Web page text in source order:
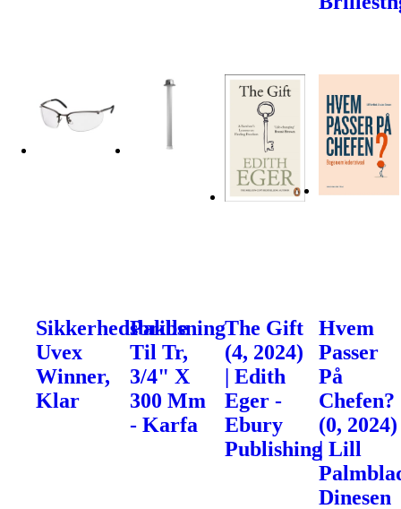
Sikkerhedsbrille
Uvex
Winner,
Klar
Pakbsning
Til Tr,
3/4" X
300 Mm
- Karfa
The Gift
(4, 2024)
| Edith
Eger -
Ebury
Publishing
Hvem
Passer
På
Chefen?
(0, 2024)
| Lill
Dinesen